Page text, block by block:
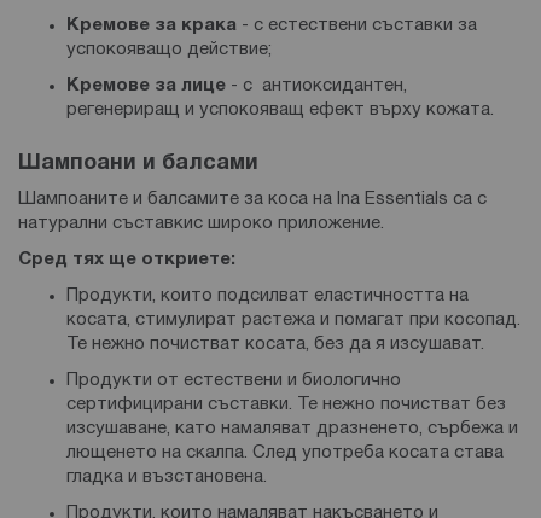
Кремове за крака - с естествени съставки за
успокояващо действие;
Кремове за лице - с антиоксидантен,
регенериращ и успокояващ ефект върху кожата.
Шампоани и балсами
Шампоаните и балсамите за коса на Ina Essentials са с
натурални съставкис широко приложение.
Сред тях ще откриете:
Продукти, които подсилват еластичността на
косата, стимулират растежа и помагат при косопад.
Те нежно почистват косата, без да я изсушават.
Продукти от естествени и биологично
сертифицирани съставки. Те нежно почистват без
изсушаване, като намаляват дразненето, сърбежа и
лющенето на скалпа. След употреба косата става
гладка и възстановена.
Продукти, които намаляват накъсването и